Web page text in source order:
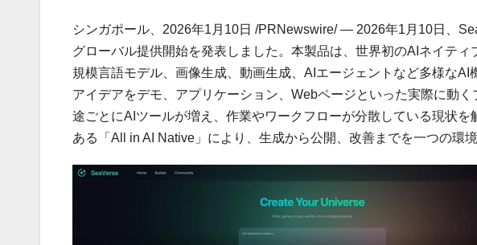
シンガポール、2026年1月10日 /PRNewswire/ — 2026年1月10日
、
グローバル提供開始を発表しました。本製品は、世界初のAIネイテ
規模言語モデル、画像生成、動画生成、AIエージェントなど多様な
アイデアをデモ、アプリケーション、Webページといった実際に動
途ごとにAIツールが増え、作業やワークフローが分散している現状
ある「All in AI Native」により、生成から公開、改善までを一つの環